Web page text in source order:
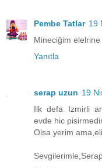
Pembe Tatlar 19
Mineciğim elelrine
Yanıtla
serap uzun 19
Ilk defa Izmirli
evde hic
Olsa yerim